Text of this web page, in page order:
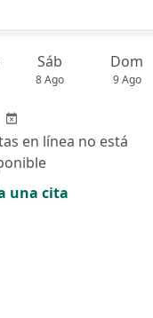
Sáb
8 Ago
Dom
9 Ago
en línea no está
una cita